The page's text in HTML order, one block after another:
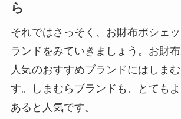
ら
それではさっそく、お財布ポシェ
ランドをみていきましょう。お財
人気のおすすめブランドにはしま
す。しまむらブランドも、とても
あると人気です。